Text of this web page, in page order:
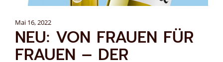
Mai 16, 2022
NEU: VON FRAUEN FÜR
FRAUEN – DER